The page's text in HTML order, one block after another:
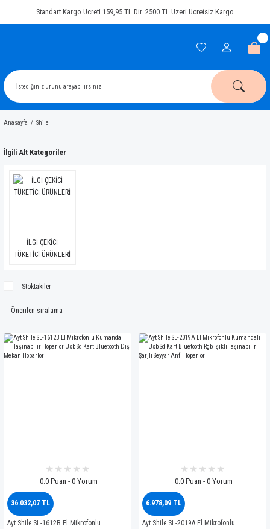
Standart Kargo Ücreti 159,95 TL Dir. 2500 TL Üzeri Ücretsiz Kargo
Anasayfa Shile
İlgili Alt Kategoriler
İLGİ ÇEKİCİ
TÜKETİCİ ÜRÜNLERİ
Stoktakiler
0.0 Puan - 0 Yorum
36.032,07 TL
Ayt Shile SL-1612B El Mikrofonlu
0.0 Puan - 0 Yorum
6.978,09 TL
Ayt Shile SL-2019A El Mikrofonlu